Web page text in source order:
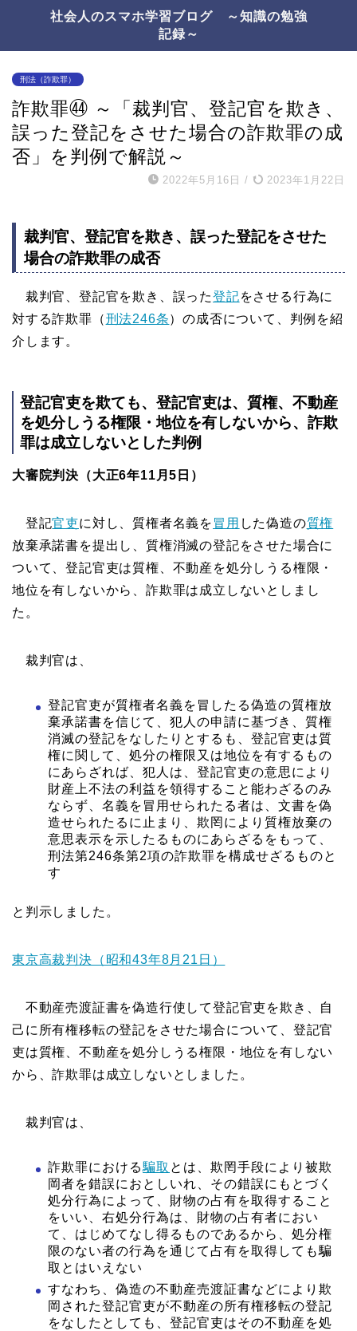
社会人のスマホ学習ブログ ～知識の勉強
記録～
刑法（詐欺罪）
詐欺罪㊹ ～「裁判官、登記官を欺き、
誤った登記をさせた場合の詐欺罪の成
否」を判例で解説～
2022年5月16日 / 2023年1月22日
裁判官、登記官を欺き、誤った登記をさせた
場合の詐欺罪の成否
裁判官、登記官を欺き、誤った登記をさせる行為に
対する詐欺罪（刑法246条）の成否について、判例を紹
介します。
登記官吏を欺ても、登記官吏は、質権、不動産
を処分しうる権限・地位を有しないから、詐欺
罪は成立しないとした判例
大審院判決（大正6年11月5日）
登記官吏に対し、質権者名義を 冒用 した偽造の質権
放棄承諾書を提出し、質権消滅の登記をさせた場合に
ついて、登記官吏は質権、不動産を処分しうる権限・
地位を有しないから、詐欺罪は成立しないとしまし
た。
裁判官は、
登記官吏が質権者名義を冒したる偽造の質権放
棄承諾書を信じて、犯人の申請に基づき、質権
消滅の登記をなしたりとするも、登記官吏は質
権に関して、処分の権限又は地位を有するもの
にあらざれば、犯人は、登記官吏の意思により
財産上不法の利益を領得すること能わざるのみ
ならず、名義を冒用せられたる者は、文書を偽
造せられたるに止まり、欺罔により質権放棄の
意思表示を示したるものにあらざるをもって、
刑法第246条第2項の詐欺罪を構成せざるものと
す
と判示しました。
東京高裁判決（昭和43年8月21日）
不動産売渡証書を偽造行使して登記官吏を欺き、自
己に所有権移転の登記をさせた場合について、登記官
吏は質権、不動産を処分しうる権限・地位を有しない
から、詐欺罪は成立しないとしました。
裁判官は、
詐欺罪における騙取 とは、欺罔手段により被欺
岡者を錯誤におとしいれ、その錯誤にもとづく
処分行為によって、財物の占有を取得すること
をいい、右処分行為は、財物の占有者におい
て、はじめてなし得るものであるから、処分権
限のない者の行為を通じて占有を取得しても騙
取とはいえない
すなわち、偽造の不動産売渡証書などにより欺
岡された登記官吏が不動産の所有権移転の登記
をなしたとしても、登記官吏はその不動産を処